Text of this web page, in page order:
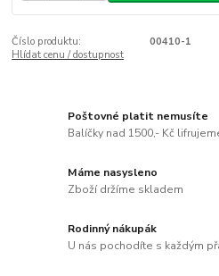
Číslo produktu:
00410-1
Hlídat cenu / dostupnost
Poštovné platit nemusíte
Balíčky nad 1500,- Kč
Máme nasysleno
Zboží držíme skladem
Rodinný nákupák
U nás pochodíte s každým